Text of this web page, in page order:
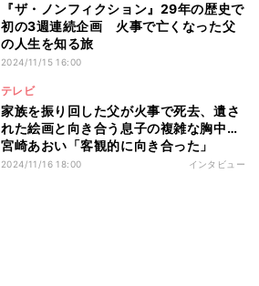
『ザ・ノンフィクション』29年の歴史で
初の3週連続企画 火事で亡くなった父
の人生を知る旅
2024/11/15 16:00
テレビ
家族を振り回した父が火事で死去、遺さ
れた絵画と向き合う息子の複雑な胸中…
宮崎あおい「客観的に向き合った」
2024/11/16 18:00 インタビュー